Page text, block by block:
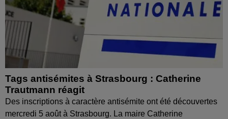
Tags antisémites à Strasbourg : Catherine
Trautmann réagit
Des inscriptions à caractère antisémite ont été découvertes
mercredi 5 août à Strasbourg. La maire Catherine